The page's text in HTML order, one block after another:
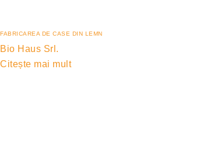
FABRICAREA DE CASE DIN LEMN
Bio Haus Srl.
Citește mai mult